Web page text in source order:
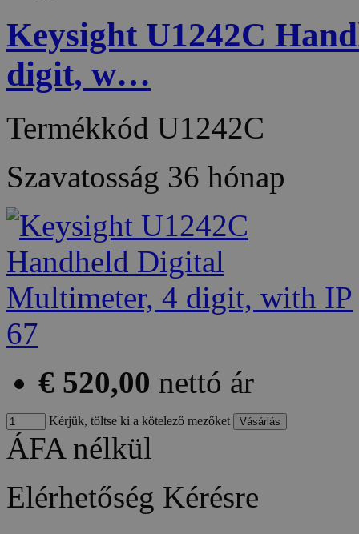
Keysight U1242C
digit, w…
Termékkód U1242C
Szavatosság 36 hónap
€ 520,00 nettó ár
Kérjük, töltse ki a kötelező mezőket
ÁFA nélkül
Elérhetőség Kérésre